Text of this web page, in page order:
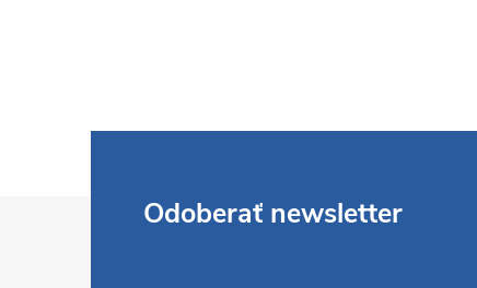
Odoberať newsletter